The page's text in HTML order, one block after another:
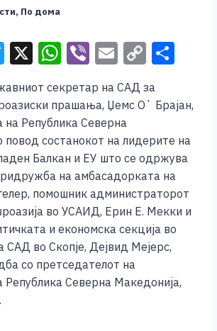
, По дома
T
tt
er
X W
at
s
A
p
p
Vi
er
E
m
ai
l
C
p
Li
n
k
ar
e
секретар на САД за
прашања, Џемс О` Брајан,
на Република Северна
повод состанокот на лидерите на
Балкан и ЕУ што се одржува
на амбасадорката на
помошник администраторот
во УСАИД, Ерин Е. Мекки и
и економска секција во
САД во Скопје, Дејвид Мејерс,
со претседателот на
Република Северна Македонија,